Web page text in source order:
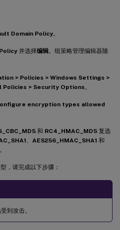
Domain Policy。
并选择编辑。组策略管理编辑器随
> Policies > Windows Settings >
Policies > Security Options 。
encryption types allowed
和 RC4_HMAC_MD5 复选
AES256_HMAC_SHA1 和
。
，请完成以下步骤：
到攻击。